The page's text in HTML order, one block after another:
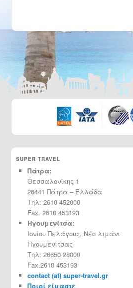
SUPER TRAVEL
Πάτρα:
Θεσσαλονίκης 1
26441 Πάτρα – Ελλάδα
Τηλ: 2610 452000
Fax. 2610 453193
Ηγουμενίτσα:
Ιονίου Πελάγους, Νέο λιμάνι
Ηγουμενίτσας
Τηλ: 26650 28000
Fax.2610 453193
contact (at) super-travel.gr
Ποιοί είμαστε